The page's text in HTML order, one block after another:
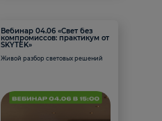
Вебинар 04.06 «Свет без
компромиссов: практикум от
SKYTEK»
Живой разбор световых решений